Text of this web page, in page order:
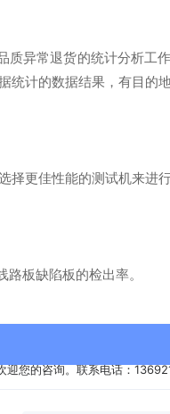
异常退货的统计分析工
统计的数据结果，有目的
择更佳性能的测试机来进
板缺陷板的检出率。
备均半年或一年进行整机
索降低PPm的方法。